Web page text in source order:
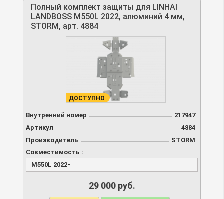
Полный комплект защиты для LINHAI
LANDBOSS M550L 2022, алюминий 4 мм,
STORM, арт. 4884
ДОСТУПНО
Внутренний номер
217947
Артикул
4884
Производитель
STORM
Совместимость :
M550L 2022-
29 000 руб.